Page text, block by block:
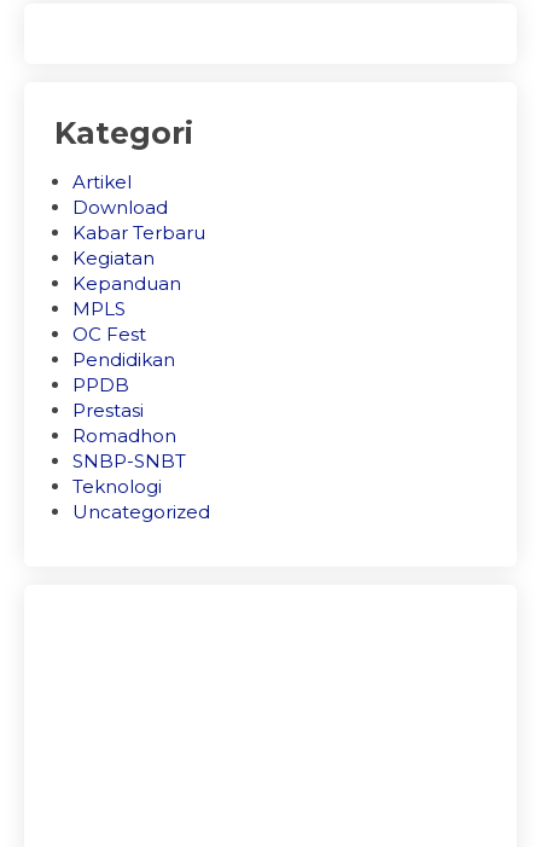
Kategori
Artikel
Download
Kabar Terbaru
Kegiatan
Kepanduan
MPLS
OC Fest
Pendidikan
PPDB
Prestasi
Romadhon
SNBP-SNBT
Teknologi
Uncategorized